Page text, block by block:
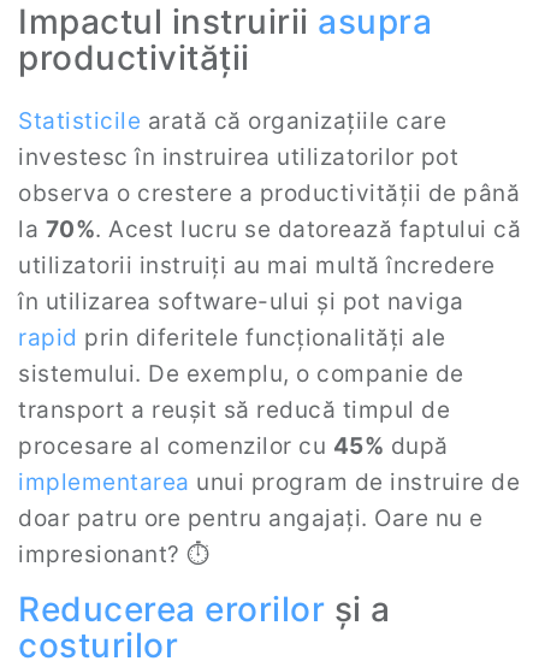
Impactul instruirii asupra
productivității
Statisticile arată că organizațiile care
investesc în instruirea utilizatorilor pot
observa o crestere a productivității de până
la 70%. Acest lucru se datorează faptului că
utilizatorii instruiți au mai multă încredere
în utilizarea software-ului și pot naviga
rapid prin diferitele funcționalități ale
sistemului. De exemplu, o companie de
transport a reușit să reducă timpul de
procesare al comenzilor cu 45% după
implementarea unui program de instruire de
doar patru ore pentru angajați. Oare nu e
impresionant? ⏱️
Reducerea erorilor și a
costurilor